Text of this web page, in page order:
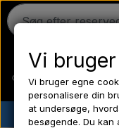
✔︎ Dansk
Vi
Vi bruger egne
personalisere din
at undersøge,
besøgende. Du kan